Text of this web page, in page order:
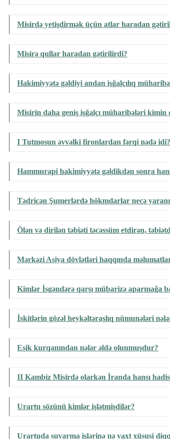
Misirdə yetişdirmək üçün atlar haradan
Misirə qullar haradan gətirilirdi?
Hakimiyyətə gəldiyi andan işğalçılıq
Misirin daha geniş işğalçı müharibələri kimin
I Tutmosun əvvəlki fironlardan fərqi nədə idi?
Hammurapi hakimiyyətə gəldikdən sonra
Tədricən Şumerlərdə hökmdarlar necə
Ölən və dirilən təbiəti təcəssüm etdirən,
Mərkəzi Asiya dövlətləri haqqında
Kimlər İsgəndərə qarşı mübarizə aparmağa
İskitlərin gözəl heykəltəraşlıq nümunələri
Esik kurqanından nələr əldə olunmuşdur?
II Kambiz Misirdə olarkən İranda hansı
Urartu sözünü kimlər işlətmişdilər?
Urartuda suvarma işlərinə nə vaxt xüsusi